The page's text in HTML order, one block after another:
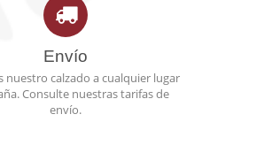
Envío
nuestro calzado a cualquier lugar
Consulte nuestras tarifas de
envío.